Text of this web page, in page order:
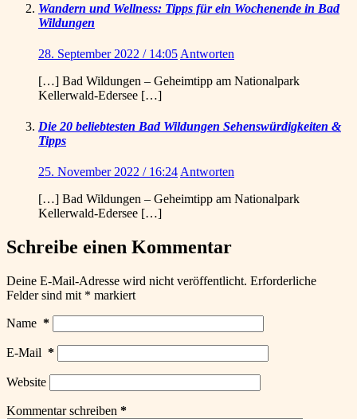
Wandern und Wellness: Tipps für ein Wochenende in Bad
Wildungen
28. September 2022 / 14:05 Antworten
[…] Bad Wildungen – Geheimtipp am Nationalpark
Kellerwald-Edersee […]
Die 20 beliebtesten Bad Wildungen Sehenswürdigkeiten &
Tipps
25. November 2022 / 16:24 Antworten
[…] Bad Wildungen – Geheimtipp am Nationalpark
Kellerwald-Edersee […]
Schreibe einen Kommentar
Deine E-Mail-Adresse wird nicht veröffentlicht. Erforderliche
Felder sind mit * markiert
Name *
E-Mail *
Website
Kommentar schreiben *